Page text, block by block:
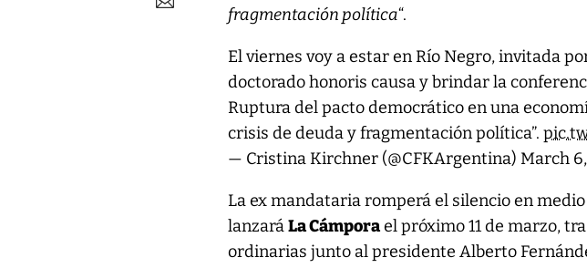
fragmentación política“.
El viernes voy a estar en Río Negro, invitada
doctorado honoris causa y brindar la
Ruptura del pacto democrático en una
crisis de deuda y fragmentación política”.
— Cristina Kirchner (@CFKArgentina)March
La ex mandataria romperá el silencio en
lanzaráLa Cámporael próximo 11 de marzo,
ordinarias junto al presidente Alberto